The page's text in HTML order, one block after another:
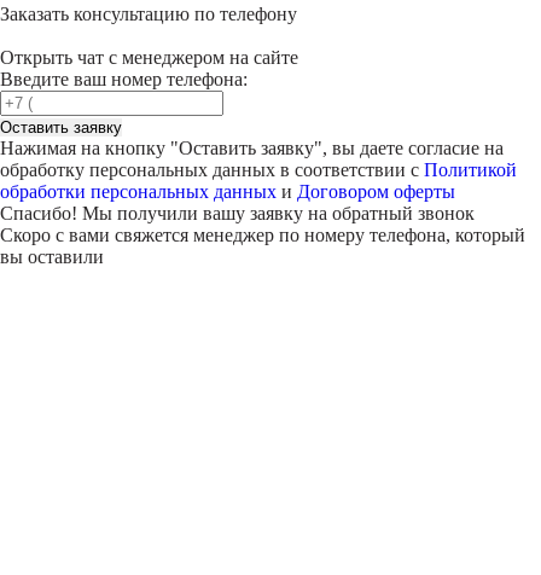
Заказать консультацию по телефону
Открыть чат с менеджером на сайте
Введите ваш номер телефона:
Оставить заявку
Нажимая на кнопку "Оставить заявку", вы даете согласие на
обработку персональных данных в соответствии с Политикой
обработки персональных данных и Договором оферты
Спасибо! Мы получили вашу заявку на обратный звонок
Скоро с вами свяжется менеджер по номеру телефона, который
вы оставили